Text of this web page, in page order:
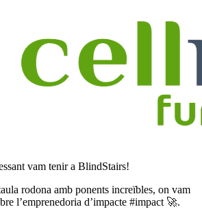
vam tenir a BlindStairs!
rodona amb ponents increïbles, on vam
l’emprenedoria d’impacte #impact 🚀.